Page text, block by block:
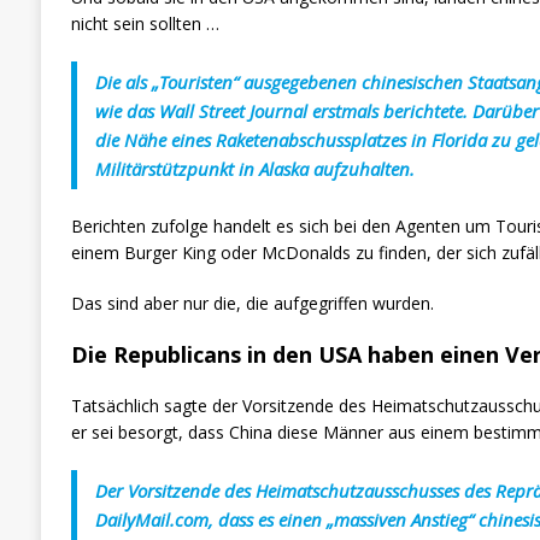
nicht sein sollten …
Die als „Touristen“ ausgegebenen chinesischen
wie das Wall Street Journal erstmals berichtete.
die Nähe eines Raketenabschussplatzes in Florida zu
Militärstützpunkt in Alaska aufzuhalten.
Berichten zufolge handelt es sich bei den Agenten um
einem Burger King oder McDonalds zu finden, der sich
Das sind aber nur die, die aufgegriffen wurden.
Die Republicans in den USA haben einen
Tatsächlich sagte der Vorsitzende des
er sei besorgt, dass China diese Männer aus einem
Der Vorsitzende des Heimatschutzausschusses des
DailyMail.com, dass es einen „massiven Anstieg“